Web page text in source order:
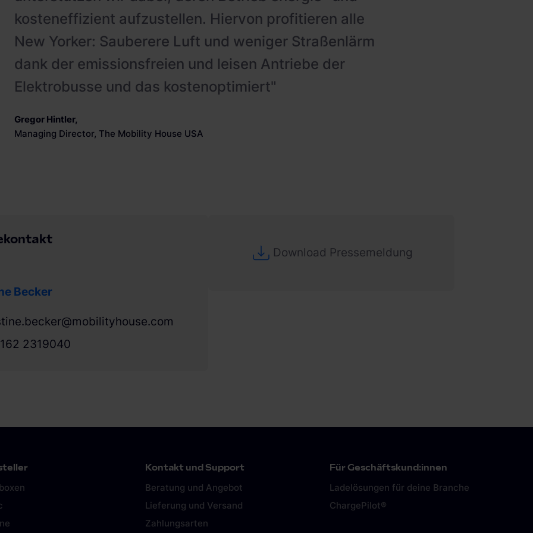
kosteneffizient aufzustellen. Hiervon profitieren alle
New Yorker: Sauberere Luft und weniger Straßenlärm
dank der emissionsfreien und leisen Antriebe der
Elektrobusse und das kostenoptimiert"
Gregor Hintler,
Managing Director, The Mobility House USA
Becker
2319040
Download Pressemeldung
Kontakt und Support
Beratung und Angebot
Lieferung und Versand
Zahlungsarten
Für Geschäftskund:innen
Ladelösungen für deine Branche
ChargePilot®